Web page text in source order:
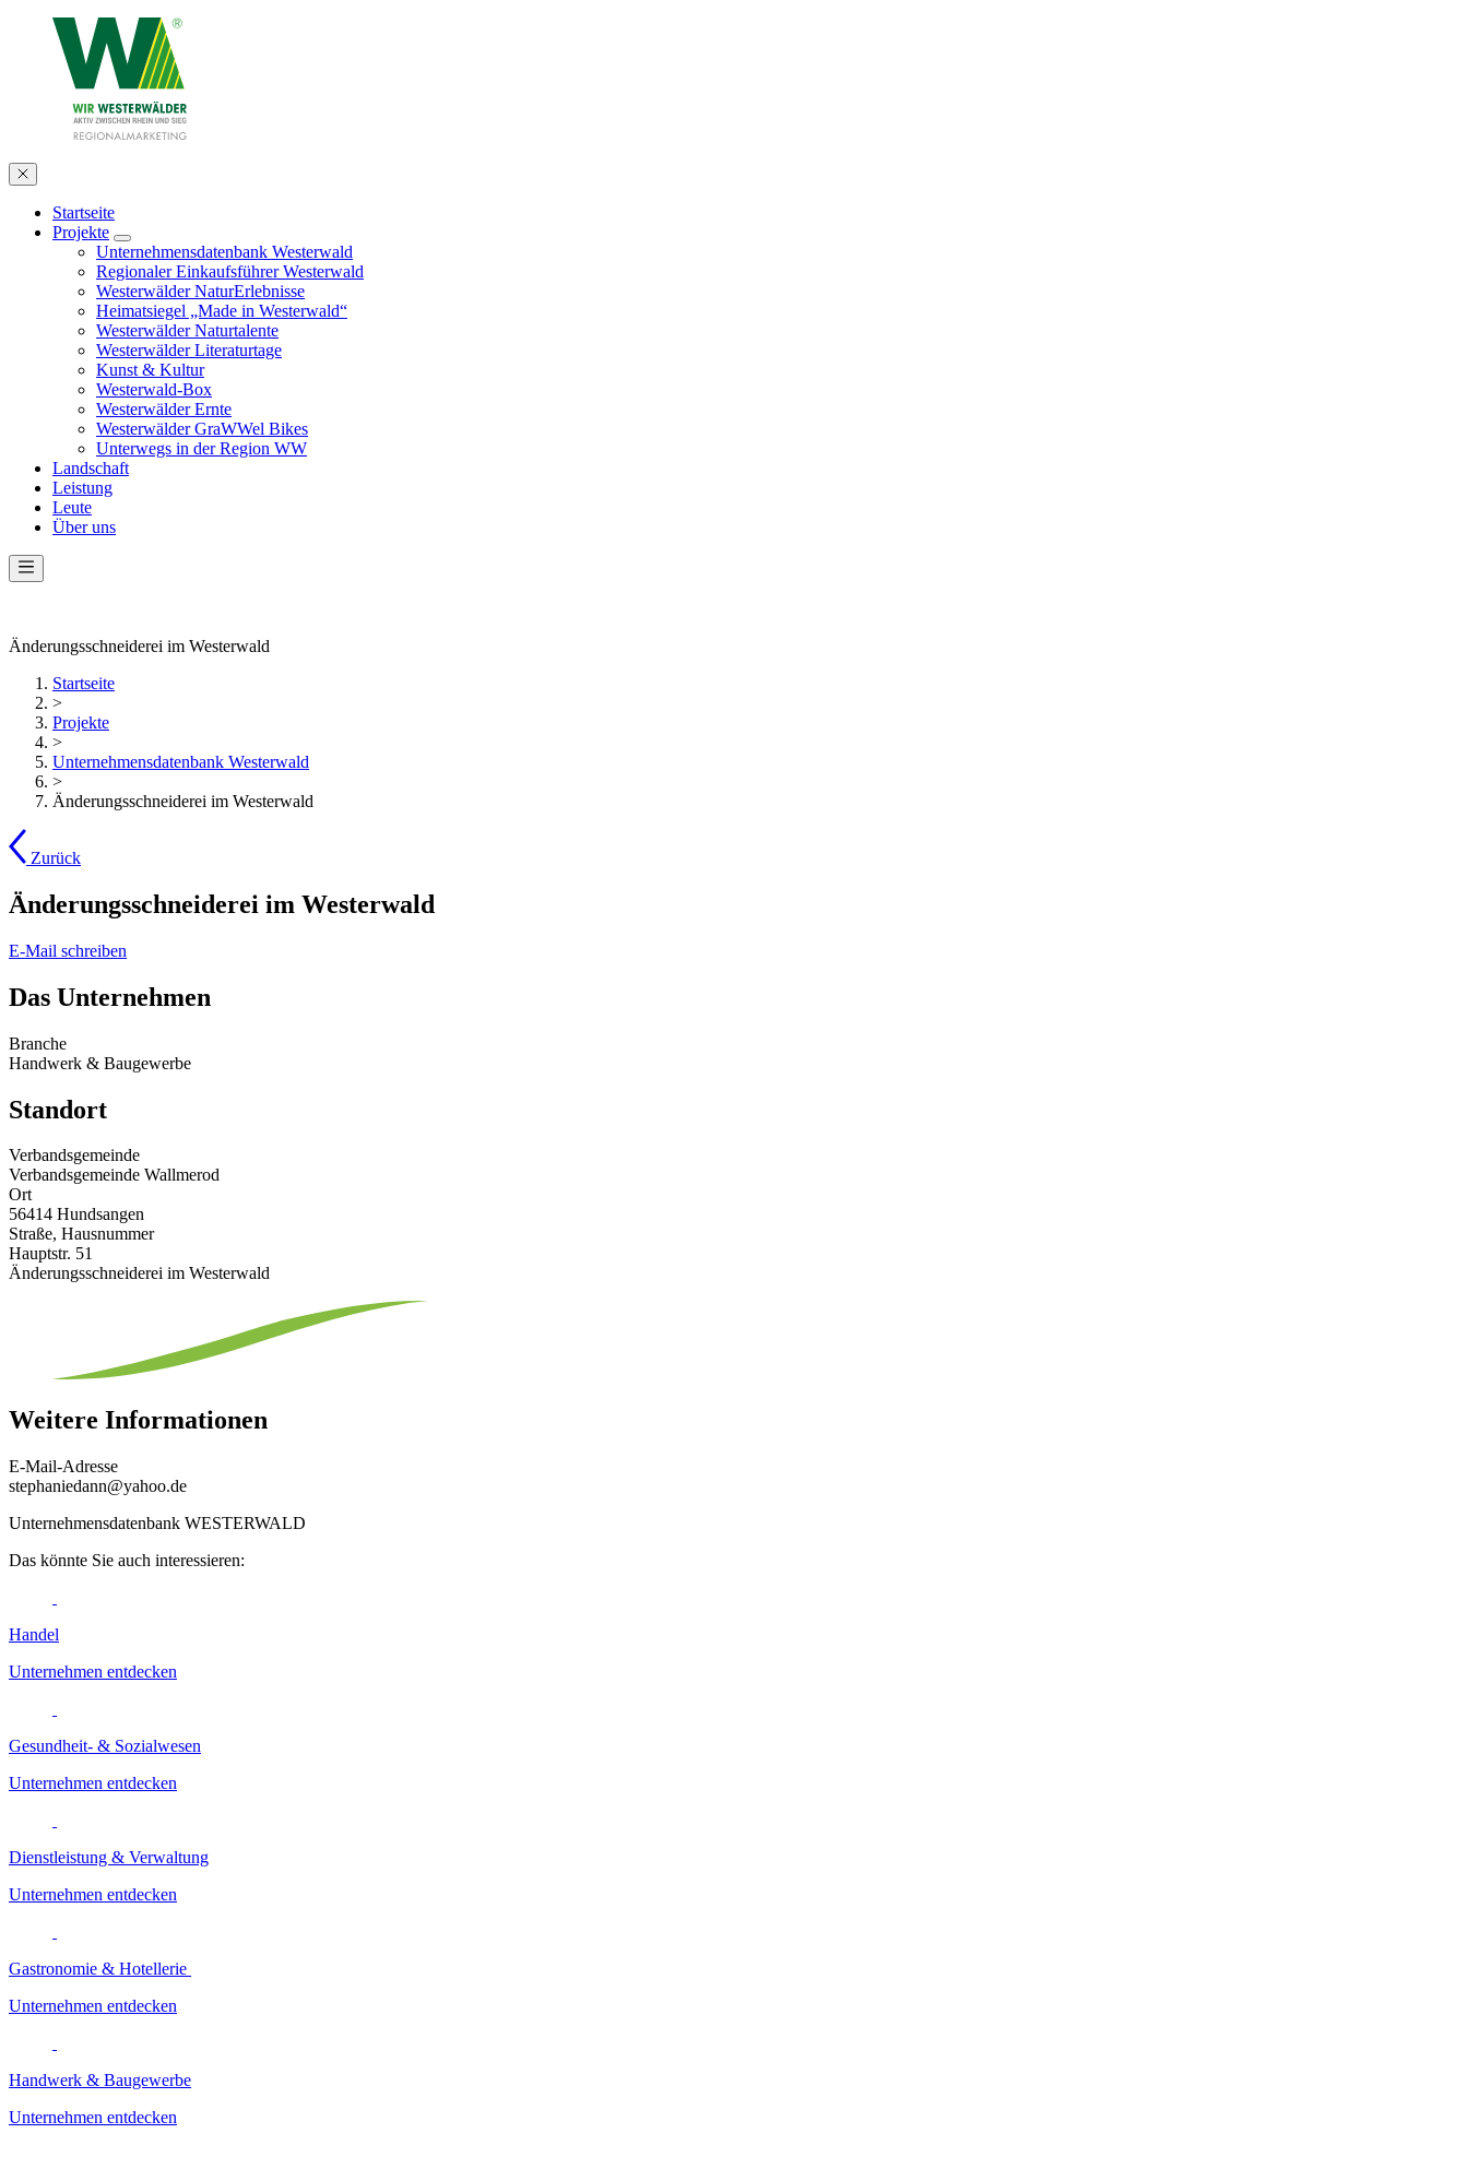
Startseite
Projekte
Unternehmensdatenbank Westerwald
Regionaler Einkaufsführer Westerwald
Westerwälder NaturErlebnisse
Heimatsiegel „Made in Westerwald“
Westerwälder Naturtalente
Westerwälder Literaturtage
Kunst & Kultur
Westerwald-Box
Westerwälder Ernte
Westerwälder GraWWel Bikes
Unterwegs in der Region WW
Landschaft
Leistung
Leute
Über uns
Änderungsschneiderei im Westerwald
Startseite
>
Projekte
>
Unternehmensdatenbank Westerwald
>
Änderungsschneiderei im Westerwald
Zurück
Änderungsschneiderei im Westerwald
E-Mail schreiben
Das Unternehmen
Branche
Handwerk & Baugewerbe
Standort
Verbandsgemeinde
Verbandsgemeinde Wallmerod
Ort
56414 Hundsangen
Straße, Hausnummer
Hauptstr. 51
Änderungsschneiderei im Westerwald
Weitere Informationen
E-Mail-Adresse
stephaniedann@yahoo.de
Unternehmensdatenbank WESTERWALD
Das könnte Sie auch interessieren:
Handel
Unternehmen entdecken
Gesundheit- & Sozialwesen
Unternehmen entdecken
Dienstleistung & Verwaltung
Unternehmen entdecken
Gastronomie & Hotellerie
Unternehmen entdecken
Handwerk & Baugewerbe
Unternehmen entdecken